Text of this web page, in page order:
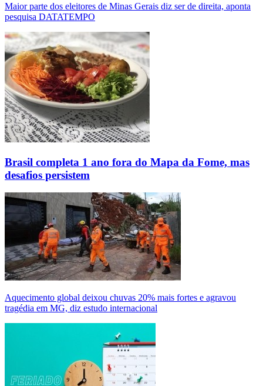
Maior parte dos eleitores de Minas Gerais diz ser de direita, aponta
pesquisa DATATEMPO
Brasil completa 1 ano fora do Mapa da Fome, mas
desafios persistem
Aquecimento global deixou chuvas 20% mais fortes e agravou
tragédia em MG, diz estudo internacional